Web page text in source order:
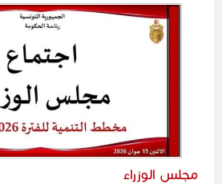
مجلس الوزراء